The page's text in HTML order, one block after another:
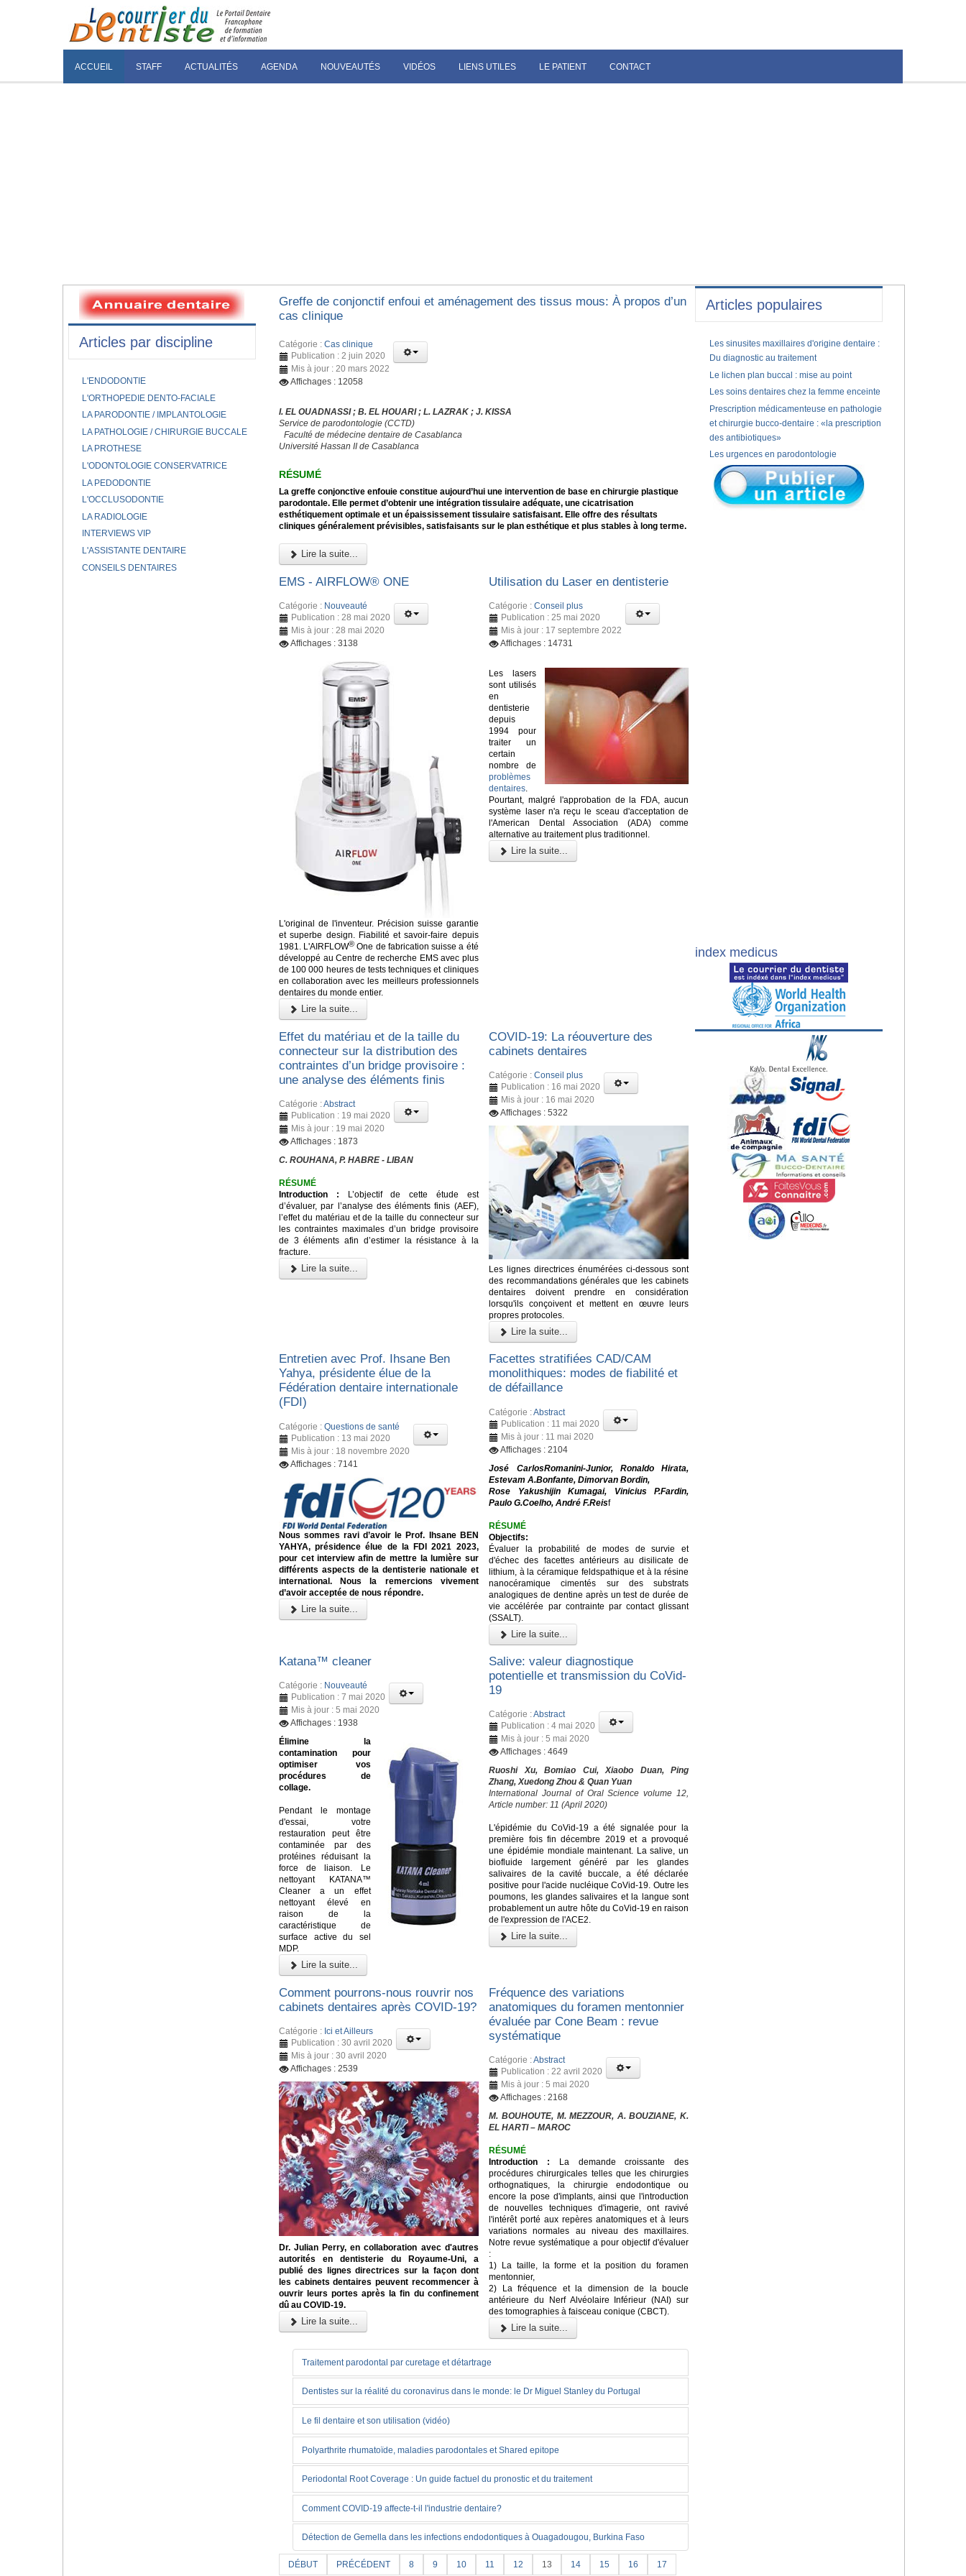
ACCUEIL STAFF ACTUALITÉS AGENDA NOUVEAUTÉS VIDÉOS LIENS UTILES LE PATIENT CONTACT
Greffe de conjonctif enfoui et aménagement des tissus mous: À propos d’un
cas clinique
Catégorie : Cas clinique
Publication : 2 juin 2020
Mis à jour : 20 mars 2022
Affichages : 12058
I. EL OUADNASSI ; B. EL HOUARI ; L. LAZRAK ; J. KISSA
Service de parodontologie (CCTD)
Faculté de médecine dentaire de Casablanca
Université Hassan II de Casablanca
RÉSUMÉ
La greffe conjonctive enfouie constitue aujourd’hui une intervention de base en chirurgie plastique
parodontale. Elle permet d’obtenir une intégration tissulaire adéquate, une cicatrisation
esthétiquement optimale et un épaississement tissulaire satisfaisant. Elle offre des résultats
cliniques généralement prévisibles, satisfaisants sur le plan esthétique et plus stables à long terme.
Lire la suite...
EMS - AIRFLOW® ONE
Catégorie : Nouveauté
Publication : 28 mai 2020
Mis à jour : 28 mai 2020
Affichages : 3138
L'original de l'inventeur. Précision suisse garantie
et superbe design. Fiabilité et savoir-faire depuis
1981. L'AIRFLOW® One de fabrication suisse a été
développé au Centre de recherche EMS avec plus
de 100 000 heures de tests techniques et cliniques
en collaboration avec les meilleurs professionnels
dentaires du monde entier.
Lire la suite...
Utilisation du Laser en dentisterie
Catégorie :Conseil plus
Publication : 25 mai 2020
Mis à jour : 17 septembre 2022
Affichages : 14731
Les lasers
sont utilisés
en
dentisterie
depuis
1994 pour
traiter un
certain
nombre de
problèmes
dentaires.
Pourtant, malgré l'approbation de la FDA, aucun
système laser n'a reçu le sceau d'acceptation de
l'American Dental Association (ADA) comme
alternative au traitement plus traditionnel.
Lire la suite...
Effet du matériau et de la taille du
connecteur sur la distribution des
contraintes d’un bridge provisoire :
une analyse des éléments finis
Catégorie :Abstract
Publication : 19 mai 2020
Mis à jour : 19 mai 2020
Affichages : 1873
C. ROUHANA, P. HABRE - LIBAN
RÉSUMÉ
Introduction : L’objectif de cette étude est
d’évaluer, par l’analyse des éléments finis (AEF),
l’effet du matériau et de la taille du connecteur sur
les contraintes maximales d’un bridge provisoire
de 3 éléments afin d’estimer la résistance à la
fracture.
Lire la suite...
COVID-19: La réouverture des
cabinets dentaires
Catégorie :Conseil plus
Publication : 16 mai 2020
Mis à jour : 16 mai 2020
Affichages : 5322
Les lignes directrices énumérées ci-dessous sont
des recommandations générales que les cabinets
dentaires doivent prendre en considération
lorsqu'ils conçoivent et mettent en œuvre leurs
propres protocoles.
Lire la suite...
Entretien avec Prof. Ihsane Ben
Yahya, présidente élue de la
Fédération dentaire internationale
(FDI)
Catégorie : Questions de santé
Publication : 13 mai 2020
Mis à jour : 18 novembre 2020
Affichages : 7141
Nous sommes ravi d’avoir le Prof. Ihsane BEN
YAHYA, présidence élue de la FDI 2021 2023,
pour cet interview afin de mettre la lumière sur
différents aspects de la dentisterie nationale et
international. Nous la remercions vivement
d’avoir acceptée de nous répondre.
Lire la suite...
Facettes stratifiées CAD/CAM
monolithiques: modes de fiabilité et
de défaillance
Catégorie :Abstract
Publication : 11 mai 2020
Mis à jour : 11 mai 2020
Affichages : 2104
José CarlosRomanini-Junior, Ronaldo Hirata,
Estevam A.Bonfante, Dimorvan Bordin,
Rose Yakushijin Kumagai, Vinicius P.Fardin,
Paulo G.Coelho, André F.Reisf
RÉSUMÉ
Objectifs:
Évaluer la probabilité de modes de survie et
d'échec des facettes antérieurs au disilicate de
lithium, à la céramique feldspathique et à la résine
nanocéramique cimentés sur des substrats
analogiques de dentine après un test de durée de
vie accélérée par contrainte par contact glissant
(SSALT).
Lire la suite...
Katana™ cleaner
Catégorie : Nouveauté
Publication : 7 mai 2020
Mis à jour : 5 mai 2020
Affichages : 1938
Élimine la
contamination pour
optimiser vos
procédures de
collage.
Pendant le montage
d'essai, votre
restauration peut être
contaminée par des
protéines réduisant la
force de liaison. Le
nettoyant KATANA™
Cleaner a un effet
nettoyant élevé en
raison de la
caractéristique de
surface active du sel
MDP.
Lire la suite...
Salive: valeur diagnostique
potentielle et transmission du CoVid-
19
Catégorie :Abstract
Publication : 4 mai 2020
Mis à jour : 5 mai 2020
Affichages : 4649
Ruoshi Xu, Bomiao Cui, Xiaobo Duan, Ping
Zhang, Xuedong Zhou & Quan Yuan
International Journal of Oral Science volume 12,
Article number: 11 (April 2020)
L'épidémie du CoVid-19 a été signalée pour la
première fois fin décembre 2019 et a provoqué
une épidémie mondiale maintenant. La salive, un
biofluide largement généré par les glandes
salivaires de la cavité buccale, a été déclarée
positive pour l'acide nucléique CoVid-19. Outre les
poumons, les glandes salivaires et la langue sont
probablement un autre hôte du CoVid-19 en raison
de l'expression de l'ACE2.
Lire la suite...
Comment pourrons-nous rouvrir nos
cabinets dentaires après COVID-19?
Catégorie : Ici et Ailleurs
Publication : 30 avril 2020
Mis à jour : 30 avril 2020
Affichages : 2539
Dr. Julian Perry, en collaboration avec d'autres
autorités en dentisterie du Royaume-Uni, a
publié des lignes directrices sur la façon dont
les cabinets dentaires peuvent recommencer à
ouvrir leurs portes après la fin du confinement
dû au COVID-19.
Lire la suite...
Fréquence des variations
anatomiques du foramen mentonnier
évaluée par Cone Beam : revue
systématique
Catégorie :Abstract
Publication : 22 avril 2020
Mis à jour : 5 mai 2020
Affichages : 2168
M. BOUHOUTE, M. MEZZOUR, A. BOUZIANE, K.
EL HARTI – MAROC
RÉSUMÉ
Introduction : La demande croissante des
procédures chirurgicales telles que les chirurgies
orthognatiques, la chirurgie endodontique ou
encore la pose d'implants, ainsi que l'introduction
de nouvelles techniques d'imagerie, ont ravivé
l'intérêt porté aux repères anatomiques et à leurs
variations normales au niveau des maxillaires.
Notre revue systématique a pour objectif d'évaluer
:
1) La taille, la forme et la position du foramen
mentonnier,
2) La fréquence et la dimension de la boucle
antérieure du Nerf Alvéolaire Inférieur (NAI) sur
des tomographies à faisceau conique (CBCT).
Lire la suite...
Traitement parodontal par curetage et détartrage
Dentistes sur la réalité du coronavirus dans le monde: le Dr Miguel Stanley du Portugal
Le fil dentaire et son utilisation (vidéo)
Polyarthrite rhumatoïde, maladies parodontales et Shared epitope
Periodontal Root Coverage : Un guide factuel du pronostic et du traitement
Comment COVID-19 affecte-t-il l'industrie dentaire?
Détection de Gemella dans les infections endodontiques à Ouagadougou, Burkina Faso
DÉBUT PRÉCÉDENT 8 9 10 11 12 13 14 15 16 17
Articles par discipline
L'ENDODONTIE
L'ORTHOPEDIE DENTO-FACIALE
LA PARODONTIE / IMPLANTOLOGIE
LA PATHOLOGIE / CHIRURGIE BUCCALE
LA PROTHESE
L'ODONTOLOGIE CONSERVATRICE
LA PEDODONTIE
L'OCCLUSODONTIE
LA RADIOLOGIE
INTERVIEWS VIP
L'ASSISTANTE DENTAIRE
CONSEILS DENTAIRES
Articles populaires
Les sinusites maxillaires d'origine dentaire :
Du diagnostic au traitement
Le lichen plan buccal : mise au point
Les soins dentaires chez la femme enceinte
Prescription médicamenteuse en pathologie
et chirurgie bucco-dentaire : «la prescription
des antibiotiques»
Les urgences en parodontologie
index medicus